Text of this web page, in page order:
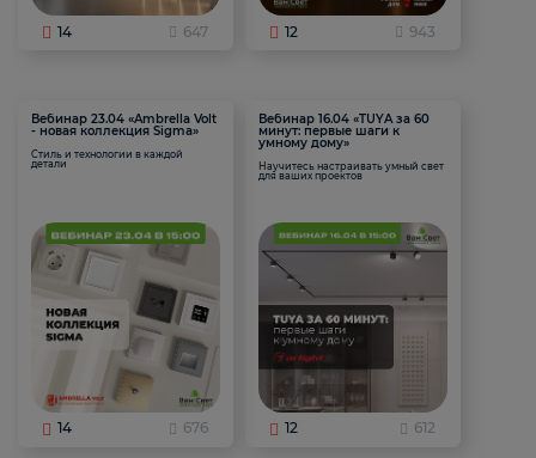
14 647 12 943
Вебинар 23.04 «Ambrella Volt
- новая коллекция Sigma»
Стиль и технологии в каждой
детали
14 676
Вебинар 16.04 «TUYA за 60
минут: первые шаги к
умному дому»
Научитесь настраивать умный свет
для ваших проектов
12 612